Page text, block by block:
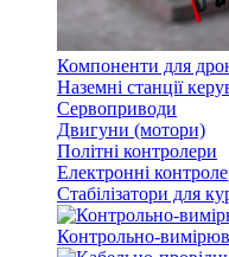
Компоненти для
Наземні станції
Сервоприводи
Двигуни (мотори)
Політні контролери
Електронні
Стабілізатори для
Контрольно-